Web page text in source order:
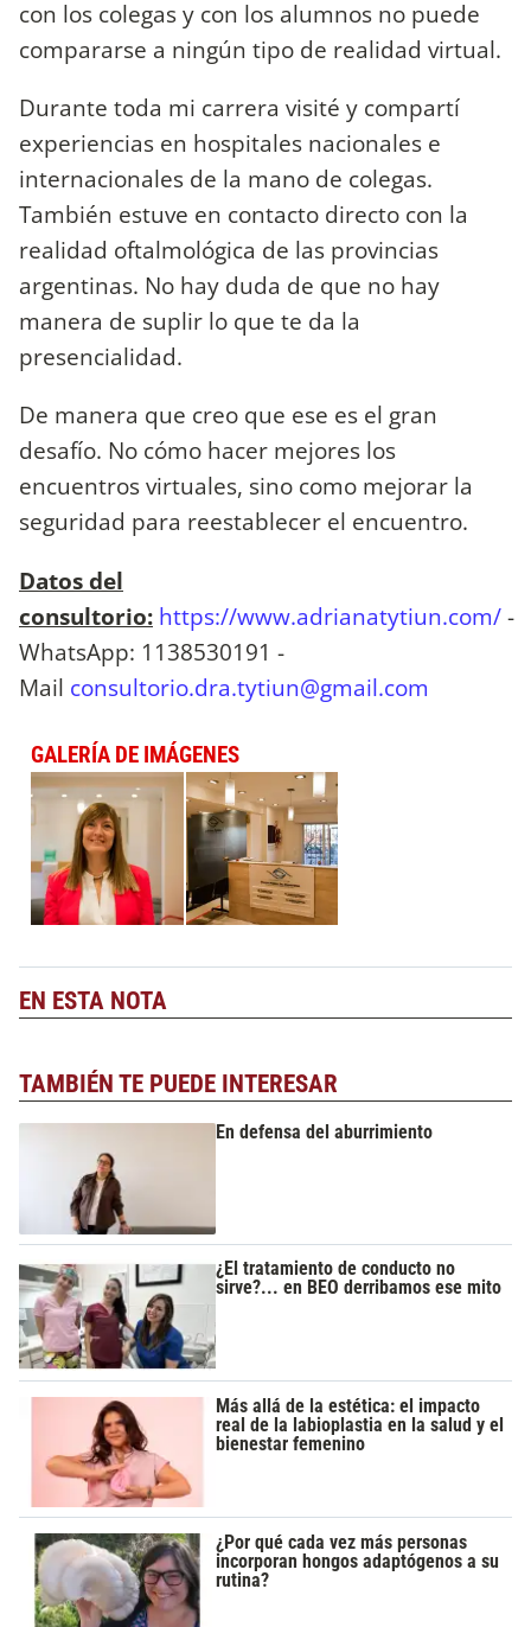
con los colegas y con los alumnos no puede
compararse a ningún tipo de realidad virtual.
Durante toda mi carrera visité y compartí
experiencias en hospitales nacionales e
internacionales de la mano de colegas.
También estuve en contacto directo con la
realidad oftalmológica de las provincias
argentinas. No hay duda de que no hay
manera de suplir lo que te da la
presencialidad.
De manera que creo que ese es el gran
desafío. No cómo hacer mejores los
encuentros virtuales, sino como mejorar la
seguridad para reestablecer el encuentro.
Datos del
consultorio: https://www.adrianatytiun.com/-
WhatsApp: 1138530191 -
Mail consultorio.dra.tytiun@gmail.com
GALERÍA DE IMÁGENES
EN ESTA NOTA
TAMBIÉN TE PUEDE INTERESAR
En defensa del aburrimiento
¿El tratamiento de conducto no
sirve?... en BEO derribamos ese mito
Más allá de la estética: el impacto
real de la labioplastia en la salud y el
bienestar femenino
¿Por qué cada vez más personas
incorporan hongos adaptógenos a su
rutina?